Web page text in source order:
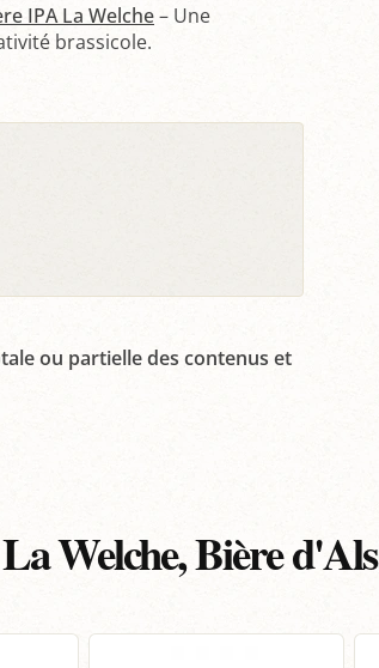
IPA La Welche– Une
brassicole.
ou partielle des contenus et
La Welche, Bière